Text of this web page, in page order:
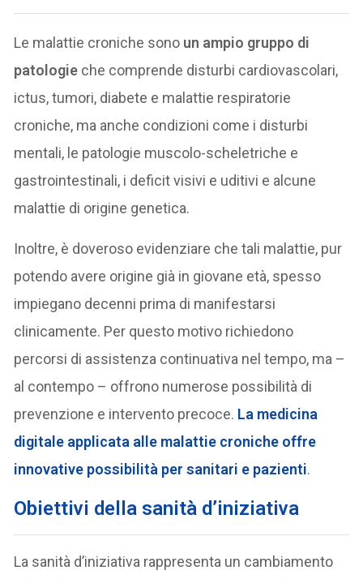
Le malattie croniche sono un ampio gruppo di
patologie che comprende disturbi cardiovascolari,
ictus, tumori, diabete e malattie respiratorie
croniche, ma anche condizioni come i disturbi
mentali, le patologie muscolo-scheletriche e
gastrointestinali, i deficit visivi e uditivi e alcune
malattie di origine genetica.
Inoltre, è doveroso evidenziare che tali malattie, pur
potendo avere origine già in giovane età, spesso
impiegano decenni prima di manifestarsi
clinicamente. Per questo motivo richiedono
percorsi di assistenza continuativa nel tempo, ma –
al contempo – offrono numerose possibilità di
prevenzione e intervento precoce. La medicina
digitale applicata alle malattie croniche offre
innovative possibilità per sanitari e pazienti.
Obiettivi della sanità d’iniziativa
La sanità d’iniziativa rappresenta un cambiamento